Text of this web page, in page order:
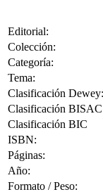
Editorial:
Colección:
Categoría:
Tema:
Clasificación Dewey:
Clasificación BISAC
Clasificación BIC
ISBN:
Páginas:
Año:
Formato / Peso: